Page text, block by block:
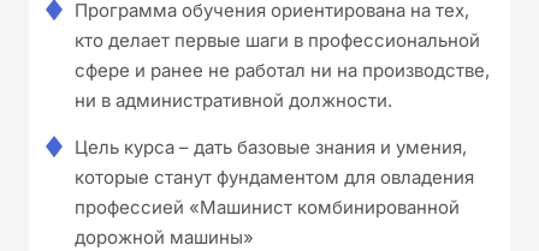
Программа обучения ориентирована на тех,
кто делает первые шаги в профессиональной
сфере и ранее не работал ни на производстве,
ни в административной должности.
Цель курса – дать базовые знания и умения,
которые станут фундаментом для овладения
профессией «Машинист комбинированной
дорожной машины»